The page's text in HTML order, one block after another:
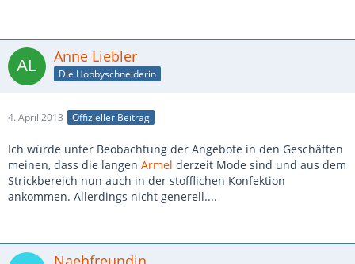
Anne Liebler
Die Hobbyschneiderin
4. April 2013 Offizieller Beitrag
Ich würde unter Beobachtung der Angebote in den Geschäften
meinen, dass die langen Ärmel derzeit Mode sind und aus dem
Strickbereich nun auch in der stofflichen Konfektion
ankommen. Allerdings nicht generell....